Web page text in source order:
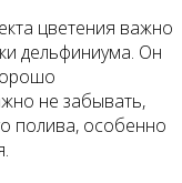
цветения важно
дельфиниума. Он
не забывать,
полива, особенно